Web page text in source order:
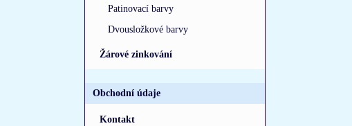
Patinovací barvy
Dvousložkové barvy
Žárové zinkování
Obchodní údaje
Kontakt